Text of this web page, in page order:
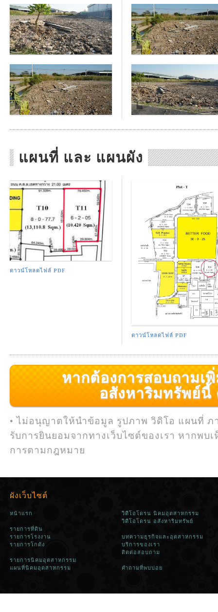
แผนที่ และ แผนผัง
ดาวน์โหลดไฟล์ PDF
ดาวน์โหลดไฟล์ PDF
หากต้องการสอบถามเ
อสังหาริมทรัพย์นี้
• ไม่อนุญาตให้นำข้อมูล รูปภาพ วิดิโอ แผนที่ ภ
รับการยินยอมจากทางเว็บไซต์ของเรา หากพบ
การตามกฎหมาย
ผังเว็บไซต์
หน้าแรก
รายการที่ดิน
รายการโรงงาน
รายการโกดัง
รายการนิคมอุตสาหกรรม
แผนที่นิคมอุตสาหกรรม
วิดีโอโดรน นิคมอุตสาหกรรม
วิดีโอโดรน อสังหาริมทรัพย์
บทความธุรกิจและอุตสาหกรรม
บริการของเรา
ติดต่อสอบถาม
คำถามที่พบบ่อย